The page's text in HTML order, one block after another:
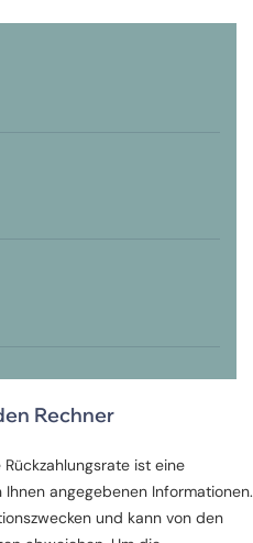
Rechner
ist eine
angegebenen Informationen.
und kann von den